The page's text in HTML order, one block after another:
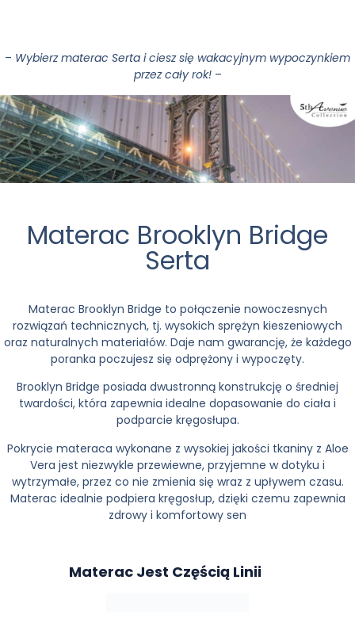
– Wybierz materac Serta i ciesz się wakacyjnym wypoczynkiem
przez cały rok! –
Materac Brooklyn Bridge
Serta
Materac Brooklyn Bridge to połączenie nowoczesnych
rozwiązań technicznych, tj. wysokich sprężyn kieszeniowych
oraz naturalnych materiałów. Daje nam gwarancję, że każdego
poranka poczujesz się odprężony i wypoczęty.
Brooklyn Bridge posiada dwustronną konstrukcję o średniej
twardości, która zapewnia idealne dopasowanie do ciała i
podparcie kręgosłupa.
Pokrycie materaca wykonane z wysokiej jakości tkaniny z Aloe
Vera jest niezwykle przewiewne, przyjemne w dotyku i
wytrzymałe, przez co nie zmienia się wraz z upływem czasu.
Materac idealnie podpiera kręgosłup, dzięki czemu zapewnia
zdrowy i komfortowy sen
MaTerac Jest Częścią Linii